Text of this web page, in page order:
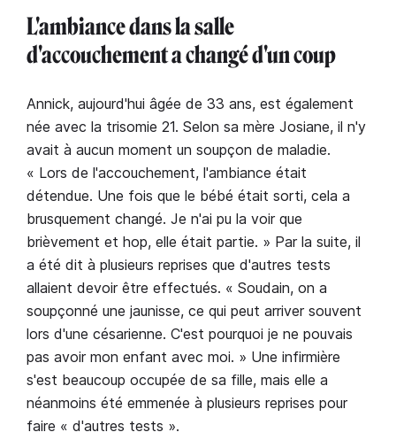
L'ambiance dans la salle
d'accouchement a changé d'un coup
Annick, aujourd'hui âgée de 33 ans, est également
née avec la trisomie 21. Selon sa mère Josiane, il n'y
avait à aucun moment un soupçon de maladie.
« Lors de l'accouchement, l'ambiance était
détendue. Une fois que le bébé était sorti, cela a
brusquement changé. Je n'ai pu la voir que
brièvement et hop, elle était partie. » Par la suite, il
a été dit à plusieurs reprises que d'autres tests
allaient devoir être effectués. « Soudain, on a
soupçonné une jaunisse, ce qui peut arriver souvent
lors d'une césarienne. C'est pourquoi je ne pouvais
pas avoir mon enfant avec moi. » Une infirmière
s'est beaucoup occupée de sa fille, mais elle a
néanmoins été emmenée à plusieurs reprises pour
faire « d'autres tests ».